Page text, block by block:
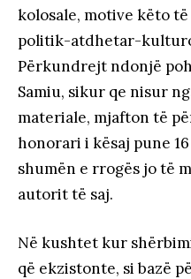
kolosale, motive këto
politik-atdhetar-
Përkundrejt ndonjë
Samiu, sikur qe nisur
materiale, mjafton të
honorari i kësaj pune
shumën e rrogës jo të
autorit të saj.
Në kushtet kur
që ekzistonte, si bazë